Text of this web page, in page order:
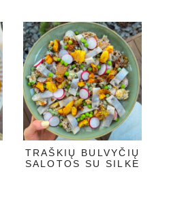
TRAŠKIŲ BULVYČIŲ
SALOTOS SU SILKE